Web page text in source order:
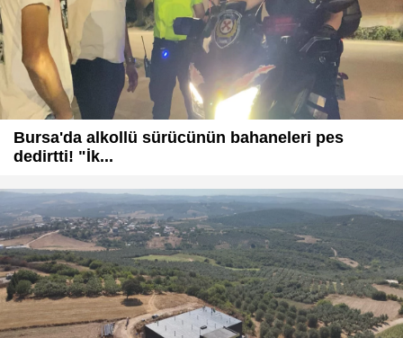
Bursa'da alkollü sürücünün bahaneleri pes
dedirtti! "İk...